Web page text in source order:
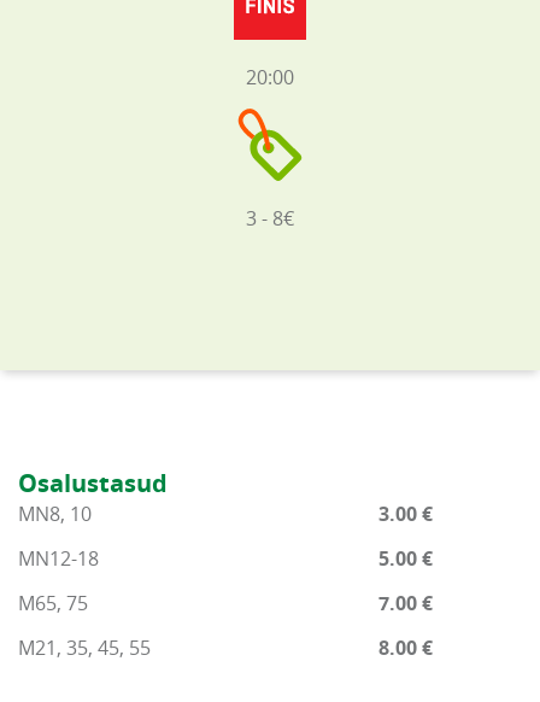
20:00
3 - 8€
Osalustasud
MN8, 10
3.00 €
MN12-18
5.00 €
M65, 75
7.00 €
M21, 35, 45, 55
8.00 €